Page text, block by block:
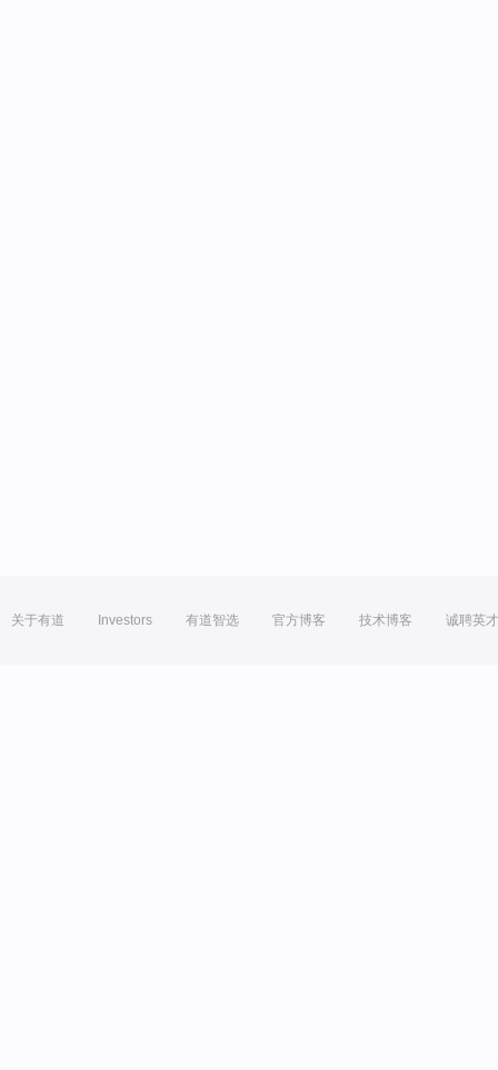
关于有道 Investors 有道智选 官方博客 技术博客 诚聘英才